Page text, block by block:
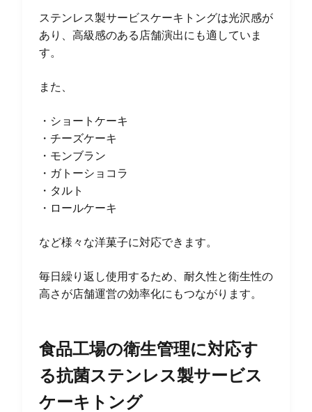
ステンレス製サービスケーキトングは光沢感が
あり、高級感のある店舗演出にも適していま
す。
また、
・ショートケーキ
・チーズケーキ
・モンブラン
・ガトーショコラ
・タルト
・ロールケーキ
など様々な洋菓子に対応できます。
毎日繰り返し使用するため、耐久性と衛生性の
高さが店舗運営の効率化にもつながります。
食品工場の衛生管理に対応す
る抗菌ステンレス製サービス
ケーキトング